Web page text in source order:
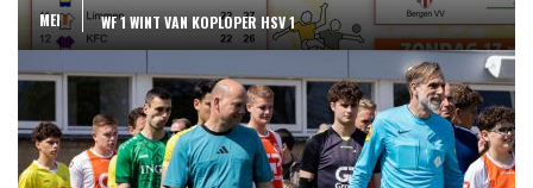
MEI
WF 1 WINT VAN KOPLOPER HSV 1